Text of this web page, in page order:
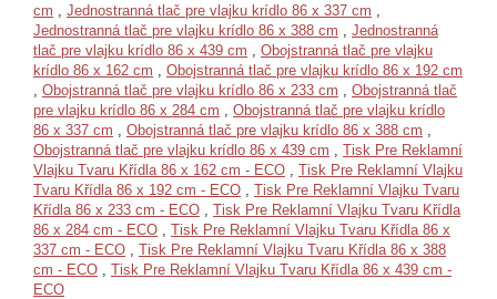
cm
Jednostranná tlač pre vlajku krídlo 86 x 337 cm
Jednostranná tlač pre vlajku krídlo 86 x 388 cm
Jednostranná
tlač pre vlajku krídlo 86 x 439 cm
Obojstranná tlač pre vlajku
krídlo 86 x 162 cm
Obojstranná tlač pre vlajku krídlo 86 x 192 cm
Obojstranná tlač pre vlajku krídlo 86 x 233 cm
Obojstranná tlač
pre vlajku krídlo 86 x 284 cm
Obojstranná tlač pre vlajku krídlo
86 x 337 cm
Obojstranná tlač pre vlajku krídlo 86 x 388 cm
Obojstranná tlač pre vlajku krídlo 86 x 439 cm
Tisk Pre Reklamní
Vlajku Tvaru Křídla 86 x 162 cm - ECO
Tisk Pre Reklamní Vlajku
Tvaru Křídla 86 x 192 cm - ECO
Tisk Pre Reklamní Vlajku Tvaru
Křídla 86 x 233 cm - ECO
Tisk Pre Reklamní Vlajku Tvaru Křídla
86 x 284 cm - ECO
Tisk Pre Reklamní Vlajku Tvaru Křídla 86 x
337 cm - ECO
Tisk Pre Reklamní Vlajku Tvaru Křídla 86 x 388
cm - ECO
Tisk Pre Reklamní Vlajku Tvaru Křídla 86 x 439 cm -
ECO